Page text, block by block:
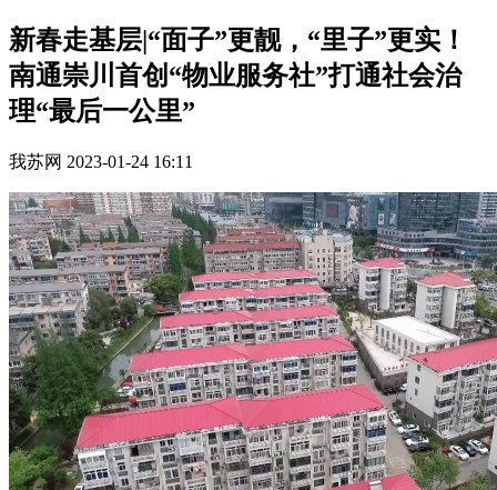
新春走基层|“面子”更靓，“里子”更实！
南通崇川首创​“物业服务社”打通社会治
理“最后一公里”
我苏网 2023-01-24 16:11